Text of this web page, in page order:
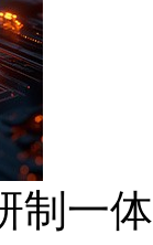
制一